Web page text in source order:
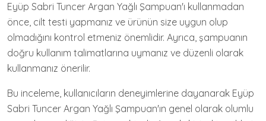
Eyüp Sabri Tuncer Argan Yağlı Şampuan'ı kullanmadan
önce, cilt testi yapmanız ve ürünün size uygun olup
olmadığını kontrol etmeniz önemlidir. Ayrıca, şampuanın
doğru kullanım talimatlarına uymanız ve düzenli olarak
kullanmanız önerilir.
Bu inceleme, kullanıcıların deneyimlerine dayanarak Eyüp
Sabri Tuncer Argan Yağlı Şampuan'ın genel olarak olumlu